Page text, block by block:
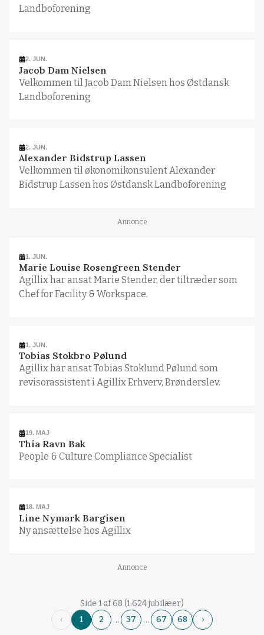
Landboforening
2. JUN.
Jacob Dam Nielsen
Velkommen til Jacob Dam Nielsen hos Østdansk
Landboforening
2. JUN.
Alexander Bidstrup Lassen
Velkommen til økonomikonsulent Alexander
Bidstrup Lassen hos Østdansk Landboforening
Annonce
1. JUN.
Marie Louise Rosengreen Stender
Agillix har ansat Marie Stender, der tiltræder som
Chef for Facility & Workspace.
1. JUN.
Tobias Stokbro Pølund
Agillix har ansat Tobias Stoklund Pølund som
revisorassistent i Agillix Erhverv, Brønderslev.
19. MAJ
Thia Ravn Bak
People & Culture Compliance Specialist
18. MAJ
Line Nymark Bargisen
Ny ansættelse hos Agillix
Annonce
Side 1 af 68 (1.624 jubilæer)
‹
1 2 … 37 … 67 68 ›